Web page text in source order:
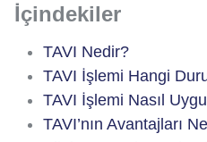
İçindekiler
TAVI Nedir?
TAVI İşlemi Hangi
TAVI İşlemi Nasıl
TAVI’nın Avantajları